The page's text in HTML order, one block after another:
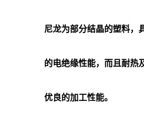
尼龙为部分结晶的塑料，
的电绝缘性能，而且耐热
优良的加工性能。